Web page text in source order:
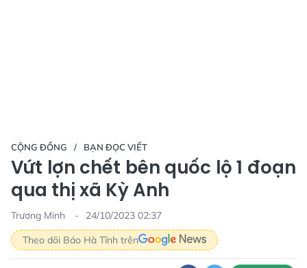
CỘNG ĐỒNG BẠN ĐỌC VIẾT
Vứt lợn chết bên quốc lộ 1 đoạn
qua thị xã Kỳ Anh
Trương Minh
24/10/2023 02:37
Theo dõi Báo Hà Tĩnh trên